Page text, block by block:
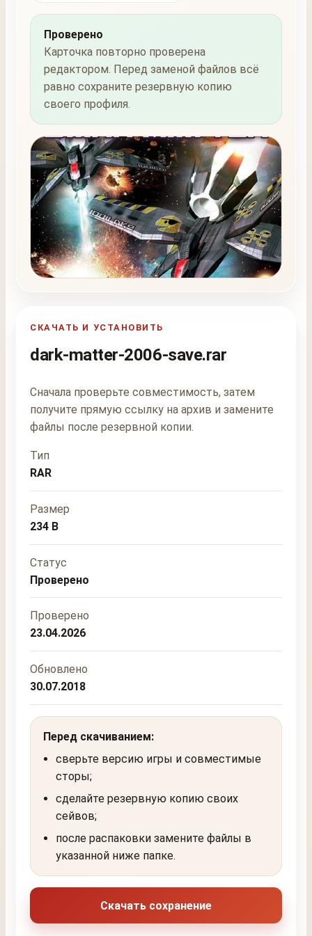
Проверено
Карточка повторно проверена
редактором. Перед заменой файлов всё
равно сохраните резервную копию
своего профиля.
СКАЧАТЬ И УСТАНОВИТЬ
dark-matter-2006-save.rar
Сначала проверьте совместимость, затем
получите прямую ссылку на архив и замените
файлы после резервной копии.
Тип
RAR
Размер
234 B
Статус
Проверено
Проверено
23.04.2026
Обновлено
30.07.2018
Перед скачиванием:
сверьте версию игры и совместимые
сторы;
сделайте резервную копию своих
сейвов;
после распаковки замените файлы в
указанной ниже папке.
Скачать сохранение